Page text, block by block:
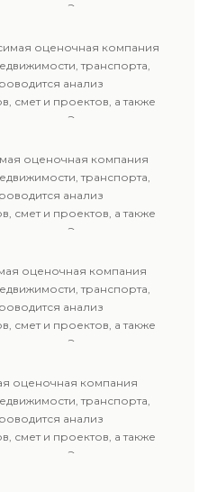
Эксперты
имущества и
соответствуют
и используются для
процессов.
оценочная компания
транспорта,
анализ
смет и проектов, а также
Эксперты
имущества и
соответствуют
и используются для
процессов.
оценочная компания
транспорта,
анализ
смет и проектов, а также
Эксперты
имущества и
соответствуют
и используются для
процессов.
оценочная компания
транспорта,
анализ
смет и проектов, а также
Эксперты
имущества и
соответствуют
и используются для
процессов.
оценочная компания
транспорта,
анализ
смет и проектов, а также
Эксперты
имущества и